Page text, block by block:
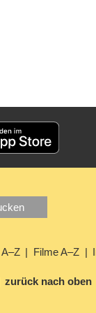
Filme A–Z
zurück nach oben